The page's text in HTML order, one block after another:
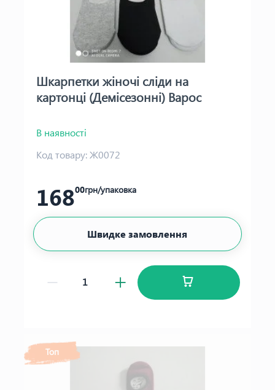
Шкарпетки жіночі сліди на
картонці (Демісезонні) Варос
В наявності
Код товару:Ж0072
16800грн/упаковка
Швидке замовлення
Топ